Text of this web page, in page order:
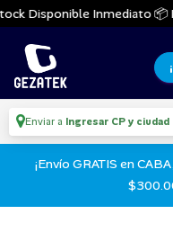
Disponible Inmediato 📦
Enviar a Ingresar CP y ciudad
¡Envío GRATIS en